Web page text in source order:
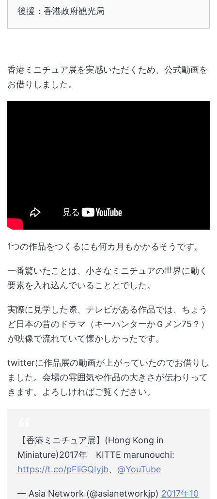
後援：香港政府観光局
香港ミニチュア展を実感いただくため、公式動画を
お借りしました。
1つの作品をつくるにも何カ月もかかるそうです。
一番驚いたことは、小さなミニチュアの世界に動く
要素を入れ込んでいることとでした。
実際に見学した際、テレビがある作品では、ちょう
ど日本の昔のドラマ（キーハンターかＧメン75？）
が映像で流れていて懐かしかったです。
twitterに作品展の動画が上がっていたのでお借りし
ました。会場の雰囲気や作品の大きさが伝わりって
きます。よろしければご覧ください。
【香港ミニチュア展】(Hong Kong in
Miniature)2017年 KITTE marunouchi:
https://t.co/pFliGQIyjb、 @YouTube
— Asia Network (@asianetworkjp) 2017年10